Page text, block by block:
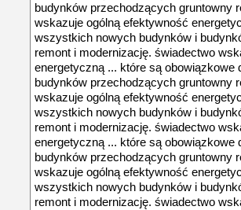
budynków przechodzących gruntowny
wskazuje ogólną efektywność
wszystkich nowych budynków i
remont i modernizację. świadectwo
energetyczną ... które są
budynków przechodzących gruntowny
wskazuje ogólną efektywność
wszystkich nowych budynków i
remont i modernizację. świadectwo
energetyczną ... które są
budynków przechodzących gruntowny
wskazuje ogólną efektywność
wszystkich nowych budynków i
remont i modernizację. świadectwo